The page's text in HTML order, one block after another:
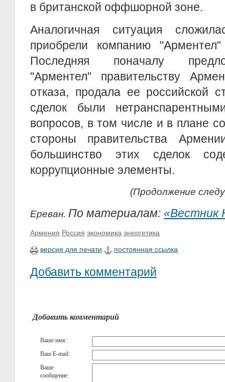
в британской оффшорной зоне.
Аналогичная ситуация
приобрели компанию
Последняя поначалу
"Арментел" правительству
отказа, продала ее российской
сделок были
вопросов, в том числе и в плане
стороны правительства
большинство этих сделок
коррупционные элементы.
(Продолжение
Ереван. По материалам: «Вестник
Армения Россия экономика энергетика
версия для печати постоянная ссылка
Добавить комментарий
Добавить комментарий
Ваше имя:
Ваш E-mail:
Ваше
сообщение: